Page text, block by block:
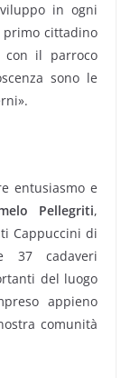
in ogni
primo cittadino
con il parroco
sono le
entusiasmo e
Pellegriti,
Cappuccini di
37 cadaveri
del luogo
appieno
comunità